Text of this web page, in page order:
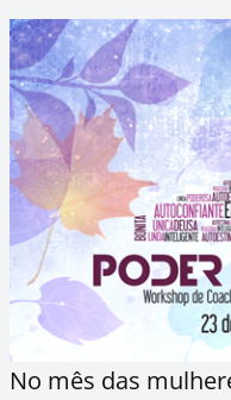
No mês das